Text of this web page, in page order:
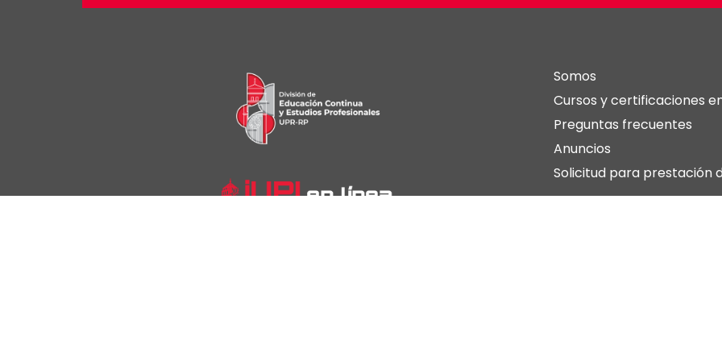
Somos
Cursos y certificaciones
Preguntas frecuentes
Anuncios
Solicitud para prestación